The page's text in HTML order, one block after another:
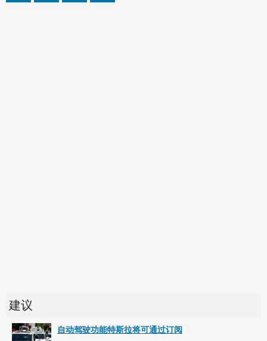
建议
自动驾驶功能特斯拉将可通过订阅